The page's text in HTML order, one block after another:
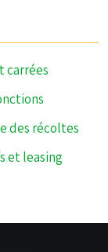
carrées
des récoltes
et leasing